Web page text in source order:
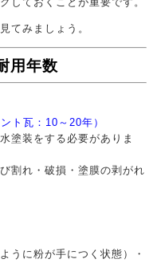
てみましょう。
用年数
ト瓦：10～20年）
塗装をする必要がありま
割れ・破損・塗膜の剥がれ
うに粉が手につく状態）・